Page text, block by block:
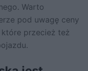
Warto
pod uwagę ceny
przecież też